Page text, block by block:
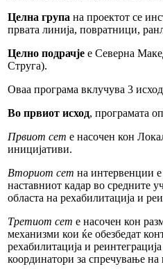
Целна група на проектот се
првата линија, повратници,
Целно подрачје е Северна
Струга).
Оваа програма вклучува 3
Во првиот исход, програмата
Првиот сет е насочен кон
иницијативи.
Вториот сет на интервенции
наставниот кадар во средните
областа на рехабилитација и
Третиот сет е насочен кон
механизми кои ќе обезбедат
рехабилитација и
координатори за спречување на